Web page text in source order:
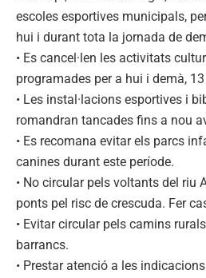
escoles esportives municipals,
hui i durant tota la jornada de
• Es cancel·len les activitats
programades per a hui i demà,
• Les instal·lacions esportives i
romandran tancades fins a nou
• Es recomana evitar els parcs
canines durant este període.
• No circular pels voltants del riu
ponts pel risc de crescuda. Fer
• Evitar circular pels camins
barrancs.
• Prestar atenció a les